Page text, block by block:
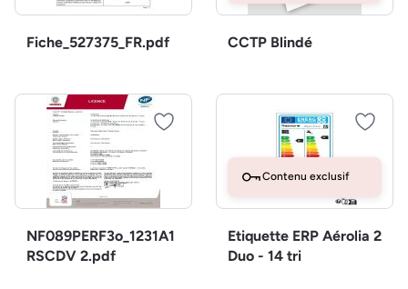
Fiche_527375_FR.pdf CCTP Blindé
NF089PERF3o_1231A1
RSCDV 2.pdf
Contenu exclusif
Etiquette ERP Aérolia 2
Duo - 14 tri